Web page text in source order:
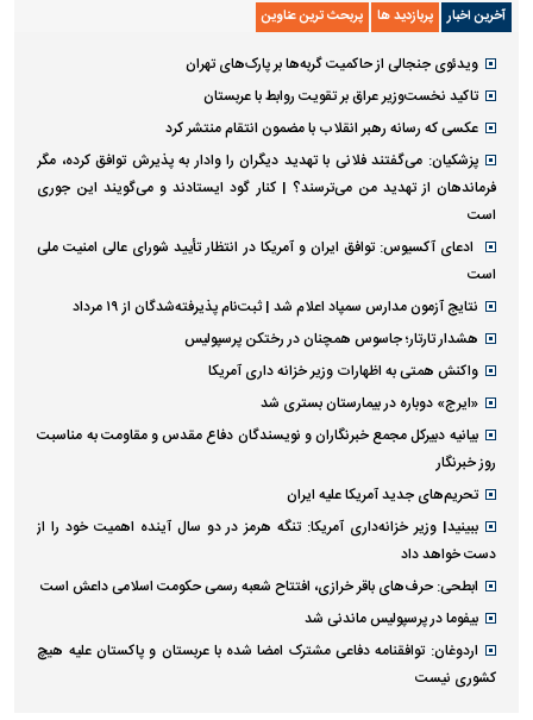
آخرین اخبار پربازدید ها پربحث ترین عناوین
ویدئوی جنجالی از حاکمیت گربه‌ها بر پارک‌های تهران
تاکید نخست‌وزیر عراق بر تقویت روابط با عربستان
عکسی که رسانه رهبر انقلاب با مضمون انتقام منتشر کرد
پزشکیان: می‌گفتند فلانی با تهدید دیگران را وادار به پذیرش توافق کرده، مگر
فرماندهان از تهدید من می‌ترسند؟ | کنار گود ایستادند و می‌گویند این جوری
است
ادعای آکسیوس: توافق ایران و آمریکا در انتظار تأیید شورای عالی امنیت ملی
است
نتایج آزمون مدارس سمپاد اعلام شد | ثبت‌نام پذیرفته‌شدگان از ۱۹ مرداد
هشدار تارتار؛ جاسوس همچنان در رختکن پرسپولیس
واکنش همتی به اظهارات وزیر خزانه داری آمریکا
«ایرج» دوباره در بیمارستان بستری شد
بیانیه دبیرکل مجمع خبرنگاران و نویسندگان دفاع مقدس و مقاومت به مناسبت
روز خبرنگار
تحریم‌های جدید آمریکا علیه ایران
ببینید| وزیر خزانه‌داری آمریکا: تنگه هرمز در دو سال آینده اهمیت خود را از
دست خواهد داد
ابطحی: حرف‌های باقر خرازی، افتتاح شعبه رسمی حکومت اسلامی داعش است
بیفوما در پرسپولیس ماندنی شد
اردوغان: توافقنامه دفاعی مشترک امضا شده با عربستان و پاکستان علیه هیچ
کشوری نیست